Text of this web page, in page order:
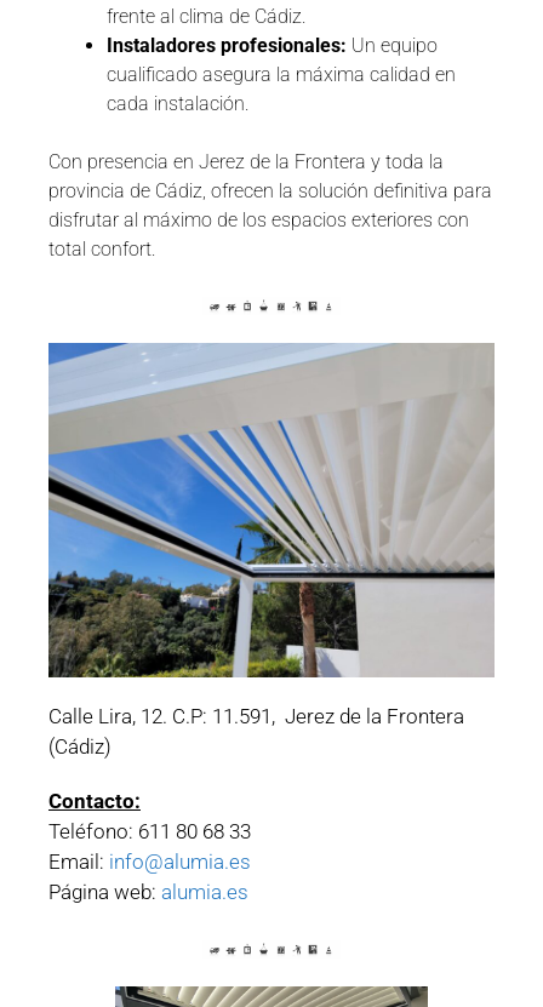
frente al clima de Cádiz.
Instaladores profesionales: Un equipo
cualificado asegura la máxima calidad en
cada instalación.
Con presencia en Jerez de la Frontera y toda la
provincia de Cádiz, ofrecen la solución definitiva para
disfrutar al máximo de los espacios exteriores con
total confort.
Calle Lira, 12. C.P: 11.591, Jerez de la Frontera
(Cádiz)
Contacto:
Teléfono: 611 80 68 33
Email: info@alumia.es
Página web: alumia.es